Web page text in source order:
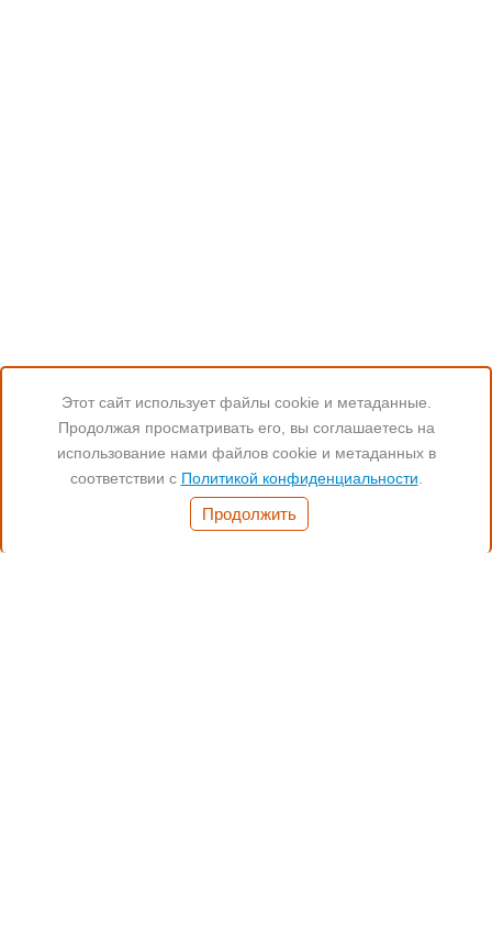
Читайте нас:
Понед.- Пятн. 11:00-19:00
Этот сайт использует файлы cookie и метаданные.
Продолжая просматривать его, вы соглашаетесь на
использование нами файлов cookie и метаданных в
соответствии с Политикой конфиденциальности
Продолжить